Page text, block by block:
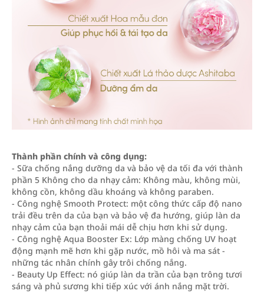
Thành phần chính và công dụng:
- Sữa chống nắng dưỡng da và bảo vệ da tối đa với thành
phần 5 Không cho da nhạy cảm: Không màu, không mùi,
không cồn, không dầu khoáng và không paraben.
- Công nghệ Smooth Protect: một công thức cấp độ nano
trải đều trên da của bạn và bảo vệ đa hướng, giúp làn da
nhạy cảm của bạn thoải mái dễ chịu hơn khi sử dụng.
- Công nghệ Aqua Booster Ex: Lớp màng chống UV hoạt
động mạnh mẽ hơn khi gặp nước, mồ hôi và ma sát -
những tác nhân chính gây trôi chống nắng.
- Beauty Up Effect: nó giúp làn da trần của bạn trông tươi
sáng và phủ sương khi tiếp xúc với ánh nắng mặt trời.